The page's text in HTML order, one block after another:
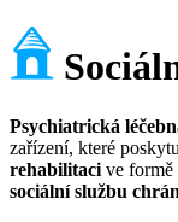
Psychiatrická
zařízení, které
rehabilitaci ve formě
sociální službu